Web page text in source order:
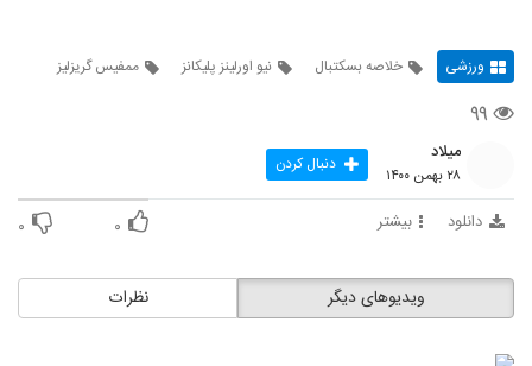
ورزشی خلاصه بسکتبال نیو اورلینز پلیکانز ممفیس گریزلیز
۹۹
میلاد
۲۸ بهمن ۱۴۰۰ دنبال کردن
دانلود بیشتر ۰ ۰
نظرات ویدیوهای دیگر